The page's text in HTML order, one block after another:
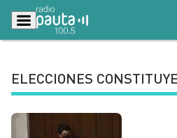
Lo Último
ELECCIONES